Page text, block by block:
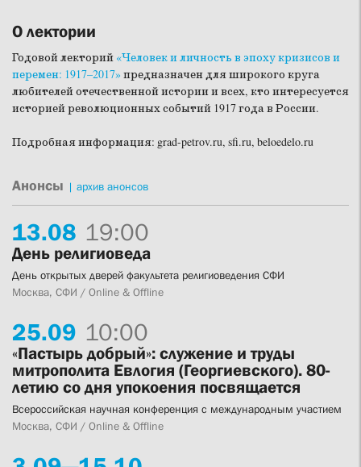
О лектории
Годовой лекторий «Человек и личность в эпоху кризисов и
перемен: 1917–2017» предназначен для широкого круга
любителей отечественной истории и всех, кто интересуется
историей революционных событий 1917 года в России.
Подробная информация: grad-petrov.ru, sfi.ru, beloedelo.ru
Анонсы | архив анонсов
13.08 19:00
День религиоведа
День открытых дверей факультета религиоведения СФИ
Москва, СФИ / Online & Offline
25.09 10:00
«Пастырь добрый»: служение и труды
митрополита Евлогия (Георгиевского). 80-
летию со дня упокоения посвящается
Всероссийская научная конференция с международным участием
Москва, СФИ / Online & Offline